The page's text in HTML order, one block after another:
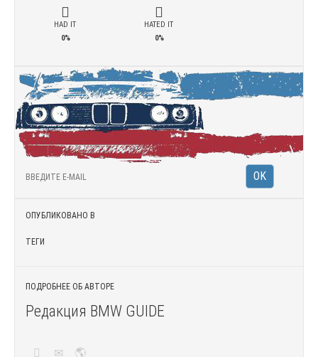
HAD IT
0%
HATED IT
0%
ОПУБЛИКОВАНО В
ТЕГИ
ПОДРОБНЕЕ ОБ АВТОРЕ
Редакция BMW GUIDE